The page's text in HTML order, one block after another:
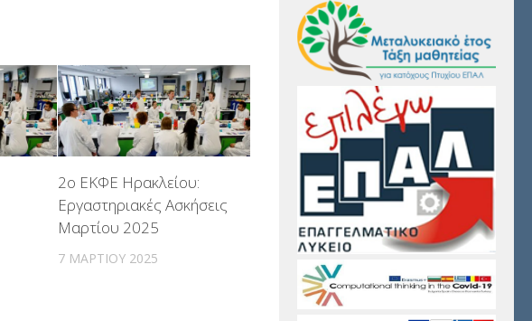
2ο ΕΚΦΕ Ηρακλείου:
Εργαστηριακές Ασκήσεις
Μαρτίου 2025
7 ΜΑΡΤΊΟΥ 2025